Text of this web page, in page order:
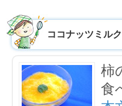
ココナッツミル
柿
食